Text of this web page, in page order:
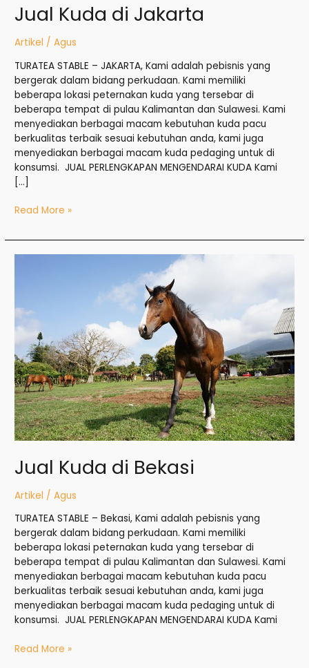
Jual Kuda di Jakarta
Artikel /Agus
TURATEA STABLE – JAKARTA, Kami adalah pebisnis yang
bergerak dalam bidang perkudaan. Kami memiliki
beberapa lokasi peternakan kuda yang tersebar di
beberapa tempat di pulau Kalimantan dan Sulawesi. Kami
menyediakan berbagai macam kebutuhan kuda pacu
berkualitas terbaik sesuai kebutuhan anda, kami juga
menyediakan berbagai macam kuda pedaging untuk di
konsumsi. JUAL PERLENGKAPAN MENGENDARAI KUDA Kami
[…]
Read More »
Jual Kuda di Bekasi
Artikel /Agus
TURATEA STABLE – Bekasi, Kami adalah pebisnis yang
bergerak dalam bidang perkudaan. Kami memiliki
beberapa lokasi peternakan kuda yang tersebar di
beberapa tempat di pulau Kalimantan dan Sulawesi. Kami
menyediakan berbagai macam kebutuhan kuda pacu
berkualitas terbaik sesuai kebutuhan anda, kami juga
menyediakan berbagai macam kuda pedaging untuk di
konsumsi. JUAL PERLENGKAPAN MENGENDARAI KUDA Kami
Bekasi
Read More »